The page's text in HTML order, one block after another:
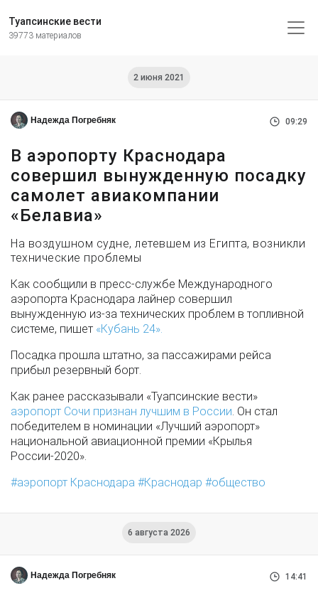
Туапсинские вести
39773 материалов
2 июня 2021
Надежда Погребняк 09:29
В аэропорту Краснодара
совершил вынужденную посадку
самолет авиакомпании
«Белавиа»
На воздушном судне, летевшем из Египта, возникли
технические проблемы
Как сообщили в пресс-службе Международного
аэропорта Краснодара лайнер совершил
вынужденную из-за технических проблем в топливной
системе, пишет «Кубань 24».
Посадка прошла штатно, за пассажирами рейса
прибыл резервный борт.
Как ранее рассказывали «Туапсинские вести»
аэропорт Сочи признан лучшим в России. Он стал
победителем в номинации «Лучший аэропорт»
национальной авиационной премии «Крылья
России-2020».
аэропорт Краснодара
Краснодар общество
6 августа 2026
Надежда Погребняк 14:41